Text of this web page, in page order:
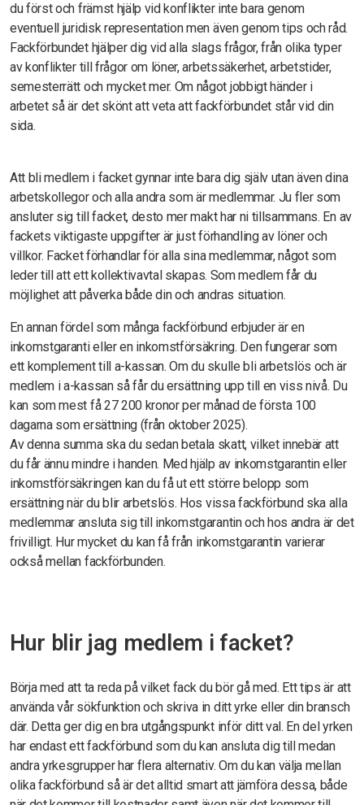
du först och främst hjälp vid konflikter inte bara genom
eventuell juridisk representation men även genom tips och råd.
Fackförbundet hjälper dig vid alla slags frågor, från olika typer
av konflikter till frågor om löner, arbetssäkerhet, arbetstider,
semesterrätt och mycket mer. Om något jobbigt händer i
arbetet så är det skönt att veta att fackförbundet står vid din
sida.
Att bli medlem i facket gynnar inte bara dig själv utan även dina
arbetskollegor och alla andra som är medlemmar. Ju fler som
ansluter sig till facket, desto mer makt har ni tillsammans. En av
fackets viktigaste uppgifter är just förhandling av löner och
villkor. Facket förhandlar för alla sina medlemmar, något som
leder till att ett kollektivavtal skapas. Som medlem får du
möjlighet att påverka både din och andras situation.
En annan fördel som många fackförbund erbjuder är en
inkomstgaranti eller en inkomstförsäkring. Den fungerar som
ett komplement till a-kassan. Om du skulle bli arbetslös och är
medlem i a-kassan så får du ersättning upp till en viss nivå. Du
kan som mest få 27 200 kronor per månad de första 100
dagarna som ersättning (från oktober 2025).
Av denna summa ska du sedan betala skatt, vilket innebär att
du får ännu mindre i handen. Med hjälp av inkomstgarantin eller
inkomstförsäkringen kan du få ut ett större belopp som
ersättning när du blir arbetslös. Hos vissa fackförbund ska alla
medlemmar ansluta sig till inkomstgarantin och hos andra är det
frivilligt. Hur mycket du kan få från inkomstgarantin varierar
också mellan fackförbunden.
Hur blir jag medlem i facket?
Börja med att ta reda på vilket fack du bör gå med. Ett tips är att
använda vår sökfunktion och skriva in ditt yrke eller din bransch
där. Detta ger dig en bra utgångspunkt inför ditt val. En del yrken
har endast ett fackförbund som du kan ansluta dig till medan
andra yrkesgrupper har flera alternativ. Om du kan välja mellan
olika fackförbund så är det alltid smart att jämföra dessa, både